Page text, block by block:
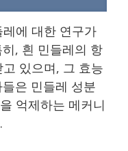
에 대한 연구가
, 흰 민들레의 항
있으며, 그 효능
은 민들레 성분
억제하는 메커니